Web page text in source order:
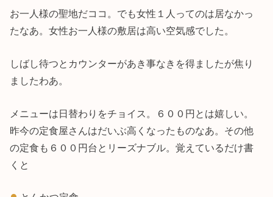
お一人様の聖地だココ。でも女性１人ってのは居なかっ
たなあ。女性お一人様の敷居は高い空気感でした。
しばし待つとカウンターがあき事なきを得ましたが焦り
ましたわあ。
メニューは日替わりをチョイス。６００円とは嬉しい。
昨今の定食屋さんはだいぶ高くなったものなあ。その他
の定食も６００円台とリーズナブル。覚えているだけ書
くと